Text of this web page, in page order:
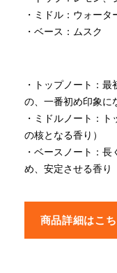
・ミドル：ウォー
・ベース：ムスク
・トップノート：
の、一番初め印象に
・ミドルノート：
の核となる香り）
・ベースノート：
め、安定させる香り
商品詳細はこ